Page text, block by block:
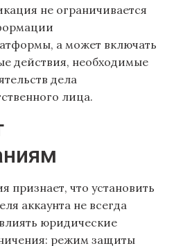
не ограничивается
а может включать
действия, необходимые
дела
лица.
признает, что установить
аккаунта не всегда
юридические
режим защиты